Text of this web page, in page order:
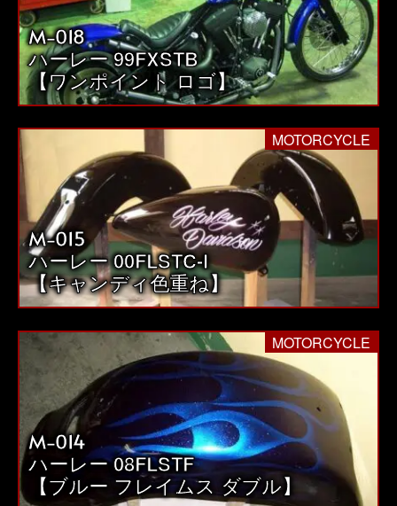
M-018
ハーレー 99FXSTB
【ワンポイント ロゴ】
MOTORCYCLE
M-015
ハーレー 00FLSTC-I
【キャンディ色重ね】
MOTORCYCLE
M-014
ハーレー 08FLSTF
【ブルー フレイムス ダブル】